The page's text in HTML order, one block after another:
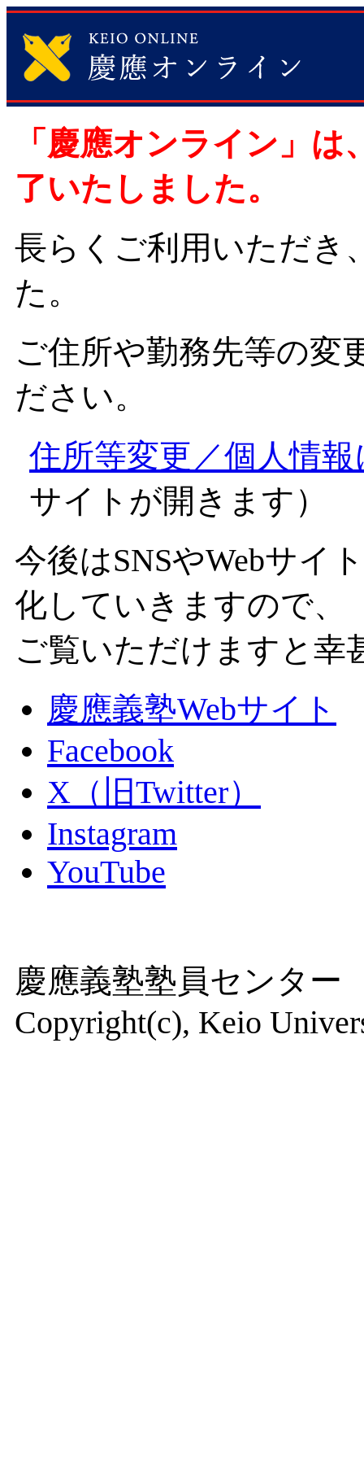
「慶應オンライン」は
了いたしました。
長らくご利用いただき
た。
ご住所や勤務先等の変
ださい。
住所等変更／個人情
サイトが開きます）
今後はSNSやWebサイ
化していきますので、
ご覧いただけますと幸
慶應義塾Webサイト
Facebook
X（旧Twitter）
Instagram
YouTube
慶應義塾塾員センター
Copyright(c), Keio